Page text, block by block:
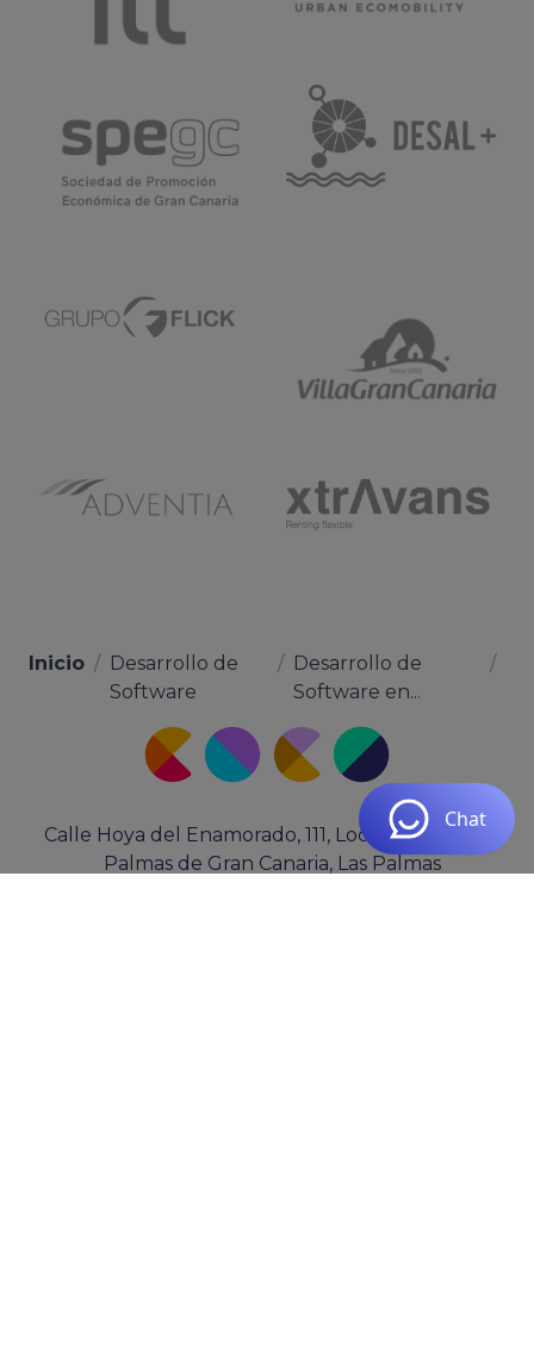
Inicio / Desarrollo de
Software
/ Desarrollo de
Software en...
/
Calle Hoya del Enamorado, 111, Local 3, 35019 Las
Palmas de Gran Canaria, Las Palmas